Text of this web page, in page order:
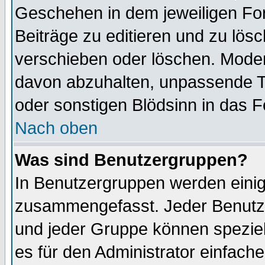
Geschehen in dem jeweiligen
Beiträge zu editieren und zu
verschieben oder löschen.
davon abzuhalten, unpassende
oder sonstigen Blödsinn in das
Nach oben
Was sind Benutzergruppen?
In Benutzergruppen werden
zusammengefasst. Jeder
und jeder Gruppe können
es für den Administrator